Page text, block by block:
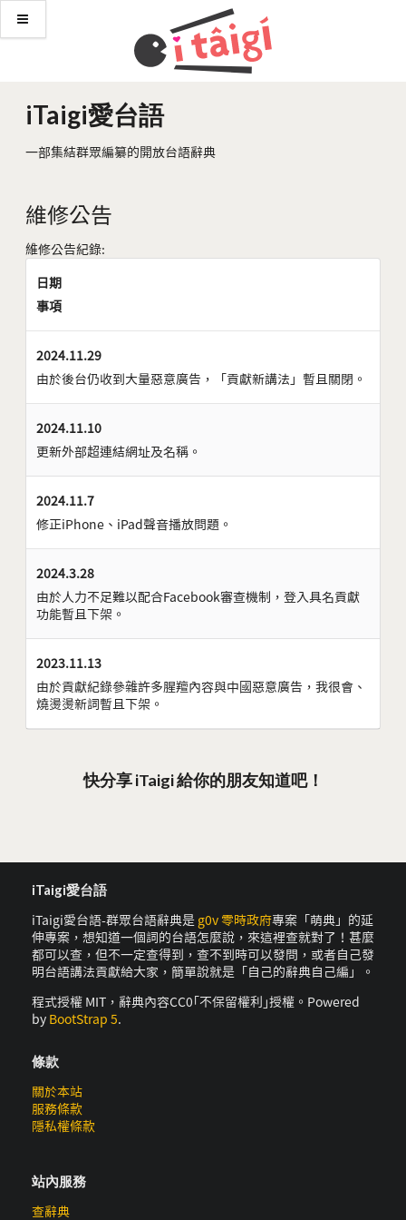
iTaigi愛台語
一部集結群眾編纂的開放台語辭典
維修公告
維修公告紀錄:
日期
事項
2024.11.29
由於後台仍收到大量惡意廣告，「貢獻新講法」暫且關閉。
2024.11.10
更新外部超連結網址及名稱。
2024.11.7
修正iPhone、iPad聲音播放問題。
2024.3.28
由於人力不足難以配合Facebook審查機制，登入具名貢獻
功能暫且下架。
2023.11.13
由於貢獻紀錄參雜許多腥羶內容與中國惡意廣告，我很會、
燒燙燙新詞暫且下架。
快分享 iTaigi 給你的朋友知道吧！
iTaigi愛台語
iTaigi愛台語-群眾台語辭典是 g0v 零時政府專案「萌典」的延
伸專案，想知道一個詞的台語怎麼說，來這裡查就對了！甚麼
都可以查，但不一定查得到，查不到時可以發問，或者自己發
明台語講法貢獻給大家，簡單說就是「自己的辭典自己編」。
程式授權 MIT，辭典內容CC0｢不保留權利｣授權。Powered
by BootStrap 5.
條款
關於本站
服務條款
隱私權條款
站內服務
查辭典